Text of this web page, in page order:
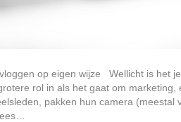
op eigen wijze Wellicht is het
rol in als het gaat om
pakken hun camera (meestal